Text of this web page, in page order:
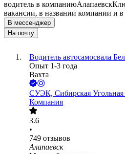
водитель в компаниюАлапаевск
вакансии, в названии компании и
В мессенджер
На почту
Водитель автосамосвала
Опыт 1-3 года
Вахта
СУЭК, Сибирская Угольная
Компания
3.6
•
749 отзывов
Алапаевск